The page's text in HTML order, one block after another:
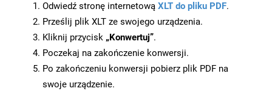
Odwiedź stronę internetową XLT do pliku PDF.
Prześlij plik XLT ze swojego urządzenia.
Kliknij przycisk „Konwertuj”.
Poczekaj na zakończenie konwersji.
Po zakończeniu konwersji pobierz plik PDF na
swoje urządzenie.